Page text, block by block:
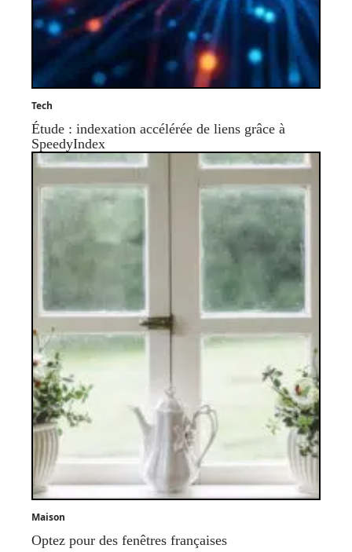
Tech
Étude : indexation accélérée de liens grâce à
SpeedyIndex
Maison
Optez pour des fenêtres françaises